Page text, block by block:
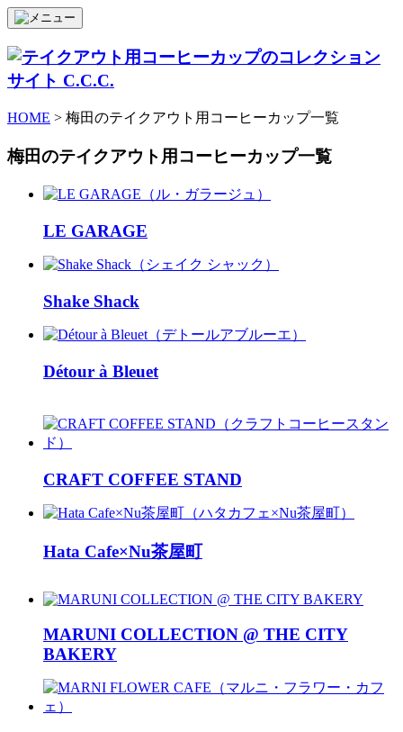
HOME > 梅田のテイクアウト用コーヒーカップ一覧
梅田のテイクアウト用コーヒーカップ一覧
LE GARAGE
Shake Shack
Détour à Bleuet
CRAFT COFFEE STAND
Hata Cafe×Nu茶屋町
MARUNI COLLECTION @ THE CITY
BAKERY